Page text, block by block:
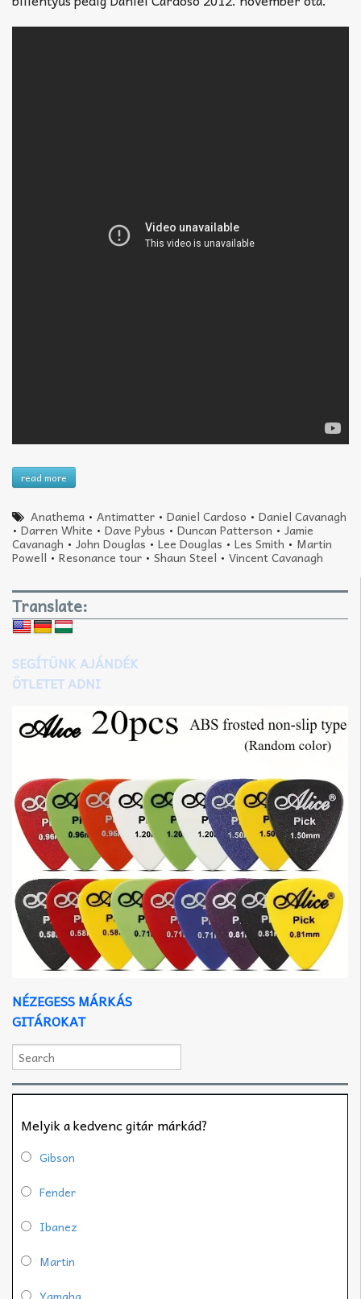
read more
Anathema •Antimatter •Daniel Cardoso •Daniel Cavanagh
• Darren White • Dave Pybus • Duncan Patterson • Jamie
Cavanagh • John Douglas • Lee Douglas • Les Smith • Martin
Powell • Resonance tour • Shaun Steel • Vincent Cavanagh
Translate:
SEGÍTÜNK AJÁNDÉK
ÖTLETET ADNI
NÉZEGESS MÁRKÁS
GITÁROKAT
Melyik a kedvenc gitár márkád?
Gibson
Fender
Ibanez
Martin